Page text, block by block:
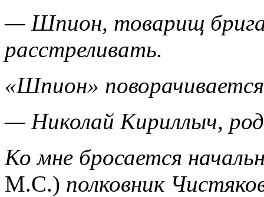
— Шпион, товарищ
расстреливать.
«Шпион»
— Николай Кириллыч,
Ко мне бросается
М.С.) полковник